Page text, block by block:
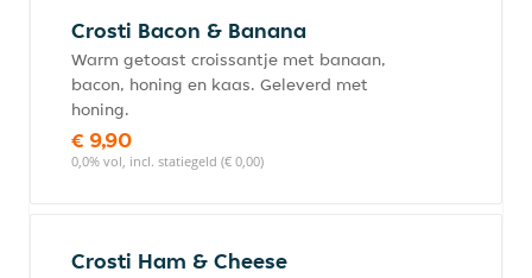
Crosti Bacon & Banana
Warm getoast croissantje met banaan,
bacon, honing en kaas. Geleverd met
honing.
€ 9,90
0,0% vol, incl. statiegeld (€ 0,00)
Crosti Ham & Cheese